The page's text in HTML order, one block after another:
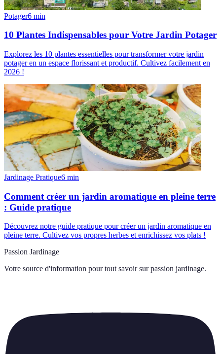
Potager6 min
10 Plantes Indispensables pour Votre Jardin Potager
Explorez les 10 plantes essentielles pour transformer votre jardin
potager en un espace florissant et productif. Cultivez facilement en
2026 !
Jardinage Pratique6 min
Comment créer un jardin aromatique en pleine terre
: Guide pratique
Découvrez notre guide pratique pour créer un jardin aromatique en
pleine terre. Cultivez vos propres herbes et enrichissez vos plats !
Passion Jardinage
Votre source d'information pour tout savoir sur passion jardinage.